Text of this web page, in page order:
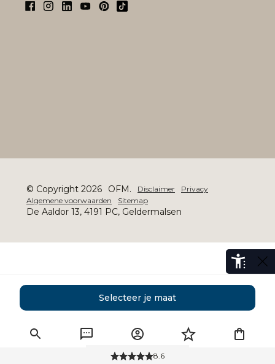
Selecteer je maat
© Copyright 2026 OFM. Disclaimer
Privacy
Algemene voorwaarden
Sitemap
De Aaldor 13, 4191 PC, Geldermalsen
8.6